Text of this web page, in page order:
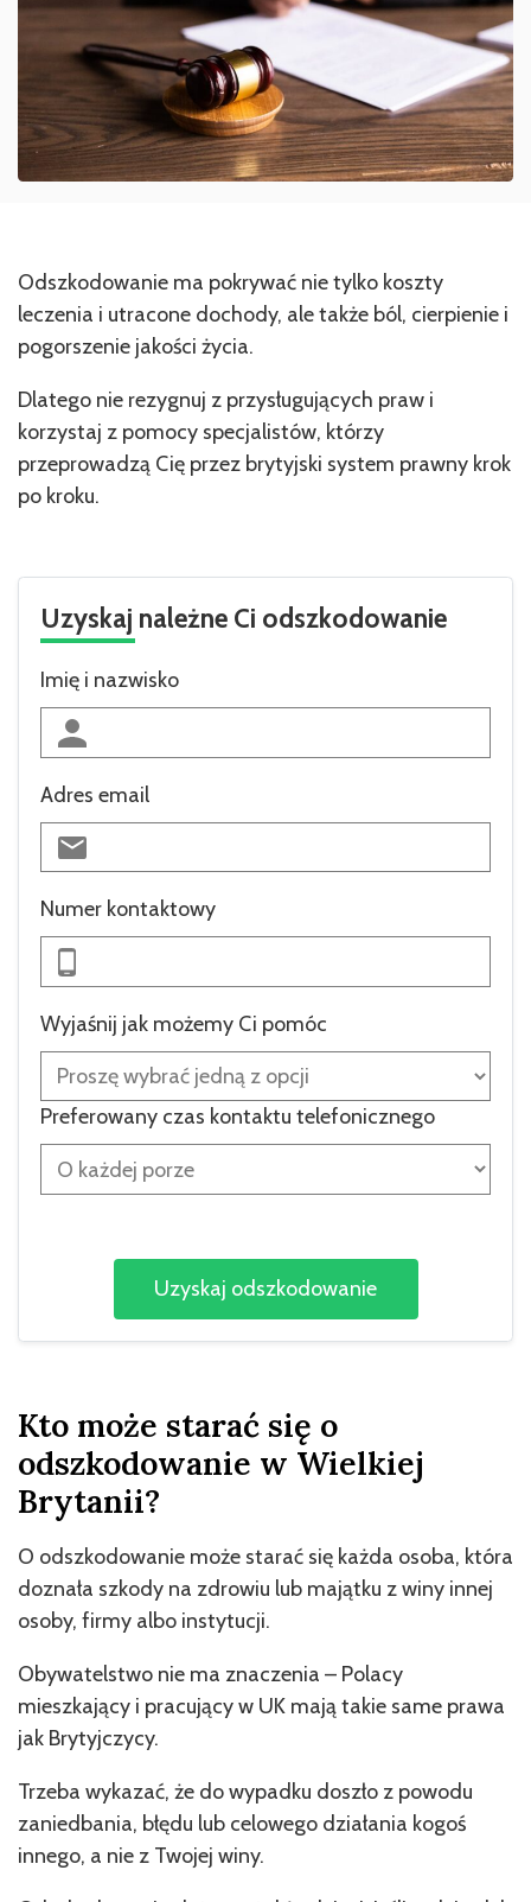
Odszkodowanie ma pokrywać nie tylko koszty
leczenia i utracone dochody, ale także ból, cierpienie i
pogorszenie jakości życia.
Dlatego nie rezygnuj z przysługujących praw i
korzystaj z pomocy specjalistów, którzy
przeprowadzą Cię przez brytyjski system prawny krok
po kroku.
Uzyskaj należne Ci odszkodowanie
Imię i nazwisko
Adres email
Numer kontaktowy
Wyjaśnij jak możemy Ci pomóc
Preferowany czas kontaktu telefonicznego
Kto może starać się o
odszkodowanie w Wielkiej
Brytanii?
O odszkodowanie może starać się każda osoba, która
doznała szkody na zdrowiu lub majątku z winy innej
osoby, firmy albo instytucji.
Obywatelstwo nie ma znaczenia – Polacy
mieszkający i pracujący w UK mają takie same prawa
jak Brytyjczycy.
Trzeba wykazać, że do wypadku doszło z powodu
zaniedbania, błędu lub celowego działania kogoś
innego, a nie z Twojej winy.